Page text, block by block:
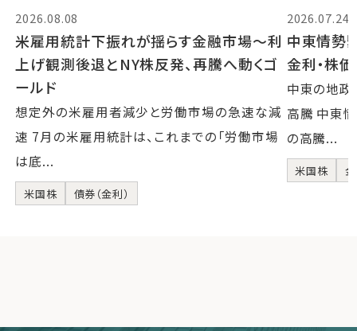
2026.08.08
米雇用統計下振れが揺らす金融市場～利
上げ観測後退とNY株反発、再騰へ動くゴ
ールド
想定外の米雇用者減少と労働市場の急速な減
速 7月の米雇用統計は、これまでの「労働市場
は底...
米国株 債券（金利）
2026.07.24
中東情勢
金利・株
中東の地政
高騰 中東
の高騰...
米国株 金